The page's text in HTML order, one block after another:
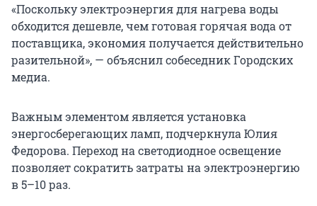
«Поскольку электроэнергия для нагрева воды
обходится дешевле, чем готовая горячая вода от
поставщика, экономия получается действительно
разительной», — объяснил собеседник Городских
медиа.
Важным элементом является установка
энергосберегающих ламп, подчеркнула Юлия
Федорова. Переход на светодиодное освещение
позволяет сократить затраты на электроэнергию
в 5–10 раз.